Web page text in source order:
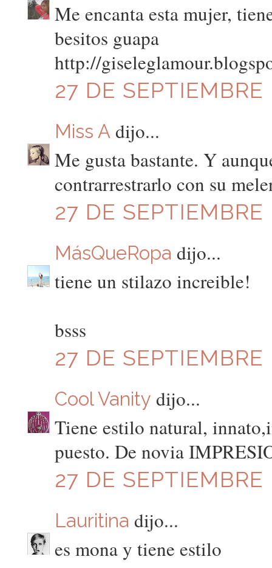
Me encanta esta mujer,
besitos guapa
http://
27 DE
Miss Adijo...
Me gusta bastante. Y
contrarrestrarlo con su
27 DE
MásQueRopa dijo...
tiene un stilazo increible!
bsss
27 DE
Cool Vanity dijo...
Tiene estilo natural,
puesto. De novia
27 DE SEPTIEMBRE
Lauritina dijo...
es mona y tiene estilo